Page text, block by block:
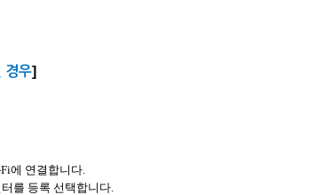
경우]
에 연결합니다.
를 등록 선택합니다.